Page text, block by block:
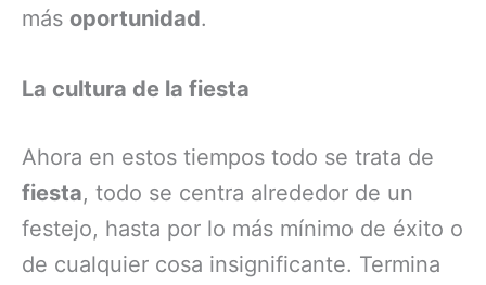
más oportunidad.
La cultura de la fiesta
Ahora en estos tiempos todo se trata de
fiesta, todo se centra alrededor de un
festejo, hasta por lo más mínimo de éxito o
de cualquier cosa insignificante. Termina